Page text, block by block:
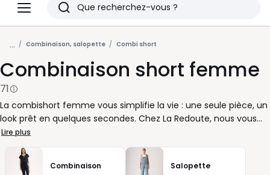
Menu
Redoute
Rechercher
Derniers
articles
vus
... Combinaison, salopette Combi short
Combinaison short femme
71
La combishort femme vous simplifie la vie : une seule pièce, un
look prêt en quelques secondes. Chez La Redoute, nous vous
proposons des modèles faciles à porter du matin au soir, avec
des coupes fluides, ceinturées, ajustées ou plus amples selon
vos envies. Pour une silhouette décontractée, misez sur une
combishort en coton ou en jersey avec des sandales plates et
Lire plus
Combinaison Salopette